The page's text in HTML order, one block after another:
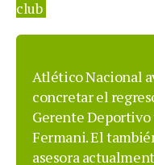
club
Atlético Nacional
concretar el
Gerente Deportivo
Fermani. El
asesora